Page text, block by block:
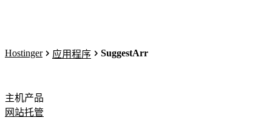
Hostinger 应用程序 SuggestArr
主机产品
网站托管